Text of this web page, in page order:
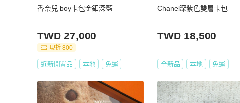
香奈兒 boy卡包金釦深藍
TWD 27,000
現折 800
近新閒置品 本地 免運
Chanel深紫色雙層卡包
TWD 18,500
全新品 本地 免運